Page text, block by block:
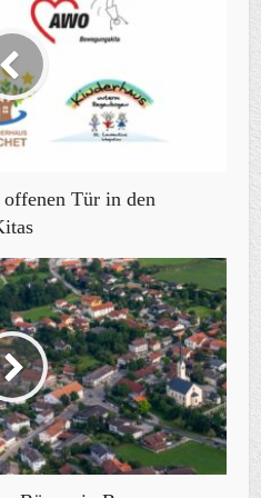
Tür in den